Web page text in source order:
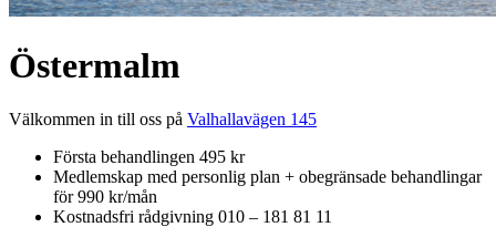
Östermalm
Välkommen in till oss på Valhallavägen 145
Första behandlingen 495 kr
Medlemskap med personlig plan + obegränsade behandlingar
för 990 kr/mån
Kostnadsfri rådgivning 010 – 181 81 11